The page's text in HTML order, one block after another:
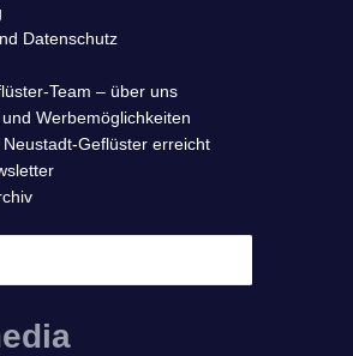
Datenschutz
Team – über uns
Werbemöglichkeiten
Geflüster erreicht